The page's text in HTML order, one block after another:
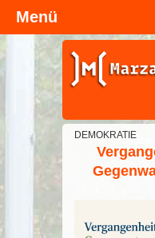
DEMOKRATIE
Menü